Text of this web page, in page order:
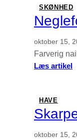
–
SKØNHED
oktober 15,
Farverig
Læs artikel:
HAVE
oktober 15,